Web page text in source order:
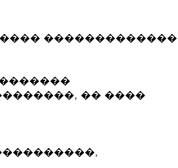
�������������
�� ����